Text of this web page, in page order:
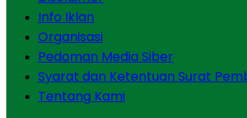
Info Iklan
Organisasi
Pedoman Media Siber
Syarat dan Ketentuan Surat
Tentang Kami